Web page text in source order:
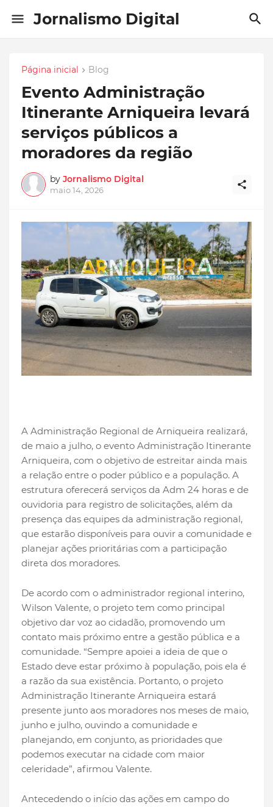
Jornalismo Digital
Página inicial Blog
Evento Administração
Itinerante Arniqueira levará
serviços públicos a
moradores da região
by Jornalismo Digital
maio 14, 2026
A Administração Regional de Arniqueira realizará,
de maio a julho, o evento Administração Itinerante
Arniqueira, com o objetivo de estreitar ainda mais
a relação entre o poder público e a população. A
estrutura oferecerá serviços da Adm 24 horas e de
ouvidoria para registro de solicitações, além da
presença das equipes da administração regional,
que estarão disponíveis para ouvir a comunidade e
planejar ações prioritárias com a participação
direta dos moradores.
De acordo com o administrador regional interino,
Wilson Valente, o projeto tem como principal
objetivo dar voz ao cidadão, promovendo um
contato mais próximo entre a gestão pública e a
comunidade. “Sempre apoiei a ideia de que o
Estado deve estar próximo à população, pois ela é
a razão da sua existência. Portanto, o projeto
Administração Itinerante Arniqueira estará
presente junto aos moradores nos meses de maio,
junho e julho, ouvindo a comunidade e
planejando, em conjunto, as prioridades que
podemos executar na cidade com maior
celeridade”, afirmou Valente.
Antecedendo o início das ações em campo do